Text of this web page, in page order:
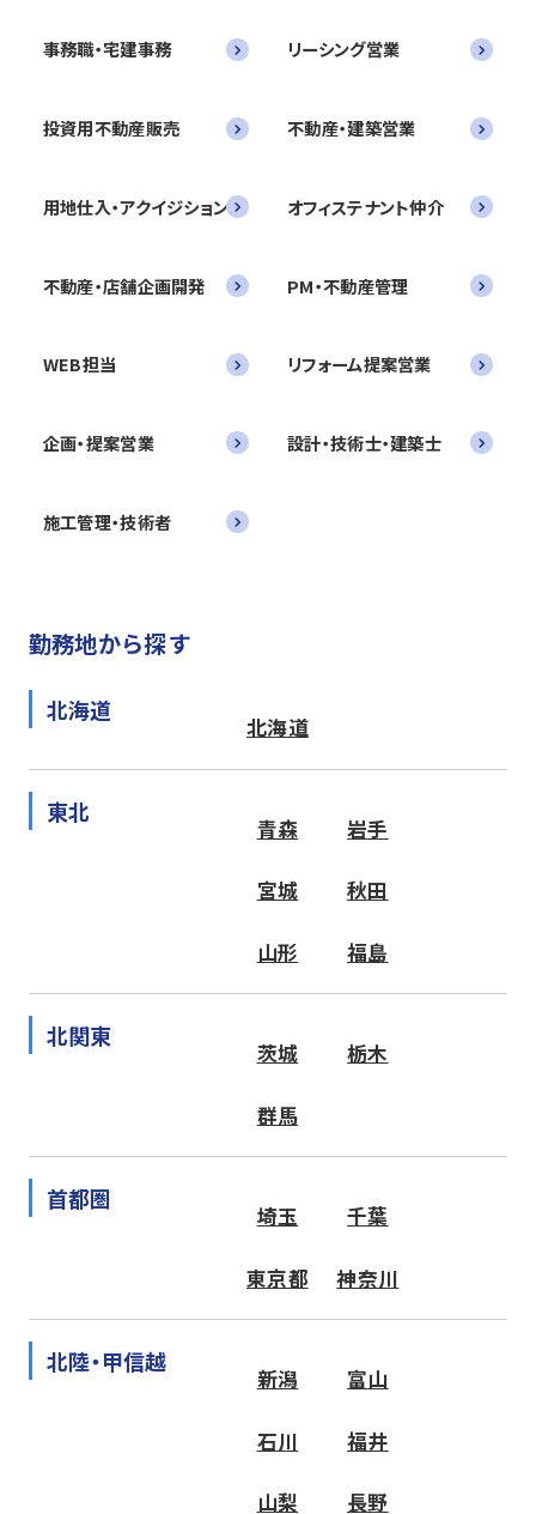
事務職・宅建事務 リーシング営業
投資用不動産販売 不動産・建築営業
用地仕入・アクイジション オフィステナント仲介
不動産・店舗企画開発 PM・不動産管理
WEB担当 リフォーム提案営業
企画・提案営業 設計・技術士・建築士
施工管理・技術者
勤務地から探す
北海道
北海道
東北
青森 岩手
宮城 秋田
山形 福島
北関東
茨城 栃木
群馬
首都圏
埼玉 千葉
東京都 神奈川
北陸・甲信越
新潟 富山
石川 福井
山梨 長野